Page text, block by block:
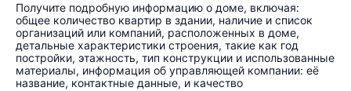
Получите подробную информацию о доме, включая:
общее количество квартир в здании, наличие и список
организаций или компаний, расположенных в доме,
детальные характеристики строения, такие как год
постройки, этажность, тип конструкции и использованные
материалы, информация об управляющей компании: её
название, контактные данные, и качество